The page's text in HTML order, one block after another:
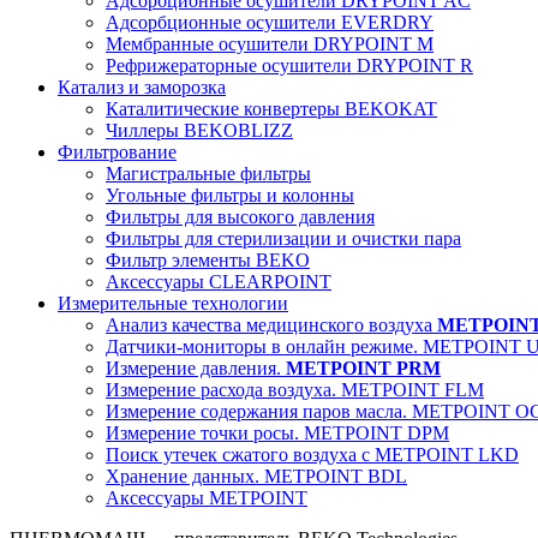
Адсорбционные осушители EVERDRY
Мембранные осушители DRYPOINT M
Рефрижераторные осушители DRYPOINT R
Катализ и заморозка
Каталитические конвертеры BEKOKAT
Чиллеры BEKOBLIZZ
Фильтрование
Магистральные фильтры
Угольные фильтры и колонны
Фильтры для высокого давления
Фильтры для стерилизации и очистки пара
Фильтр элементы BEKO
Аксессуары CLEARPOINT
Измерительные технологии
Анализ качества медицинского воздуха
Датчики-мониторы в онлайн режиме. METPOINT
Измерение давления. METPOINT PRM
Измерение расхода воздуха. METPOINT FLM
Измерение содержания паров масла. METPOINT
Измерение точки росы. METPOINT DPM
Поиск утечек сжатого воздуха с METPOINT LKD
Хранение данных. METPOINT BDL
Аксессуары METPOINT